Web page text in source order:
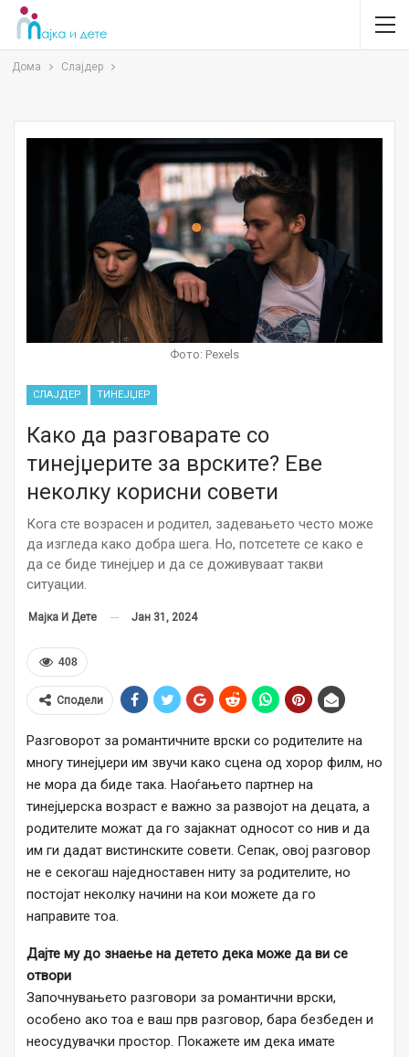
Дома Слајдер
Фото: Pexels
СЛАЈДЕР ТИНЕЈЏЕР
Како да разговарате со
тинејџерите за врските? Еве
неколку корисни совети
Кога сте возрасен и родител, задевањето често може
да изгледа како добра шега. Но, потсетете се како е
да се биде тинејџер и да се доживуваат такви
ситуации.
Мајка И Дете Јан 31, 2024
408
Сподели
Разговорот за романтичните врски со родителите на
многу тинејџери им звучи како сцена од хорор филм, но
не мора да биде така. Наоѓањето партнер на
тинејџерска возраст е важно за развојот на децата, а
родителите можат да го зајакнат односот со нив и да
им ги дадат вистинските совети. Сепак, овој разговор
не е секогаш наједноставен ниту за родителите, но
постојат неколку начини на кои можете да го
направите тоа.
Дајте му до знаење на детето дека може да ви се
отвори
Започнувањето разговори за романтични врски,
особено ако тоа е ваш прв разговор, бара безбеден и
неосудувачки простор. Покажете им дека имате